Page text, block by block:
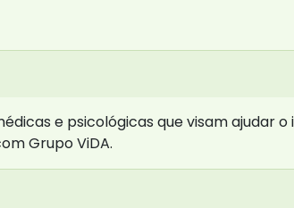
e psicológicas que visam ajudar o
Grupo ViDA.